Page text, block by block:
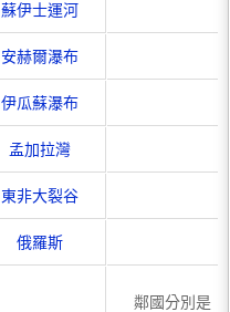
蘇伊士運河
安赫爾瀑布
伊瓜蘇瀑布
孟加拉灣
東非大裂谷
俄羅斯
鄰國分別是